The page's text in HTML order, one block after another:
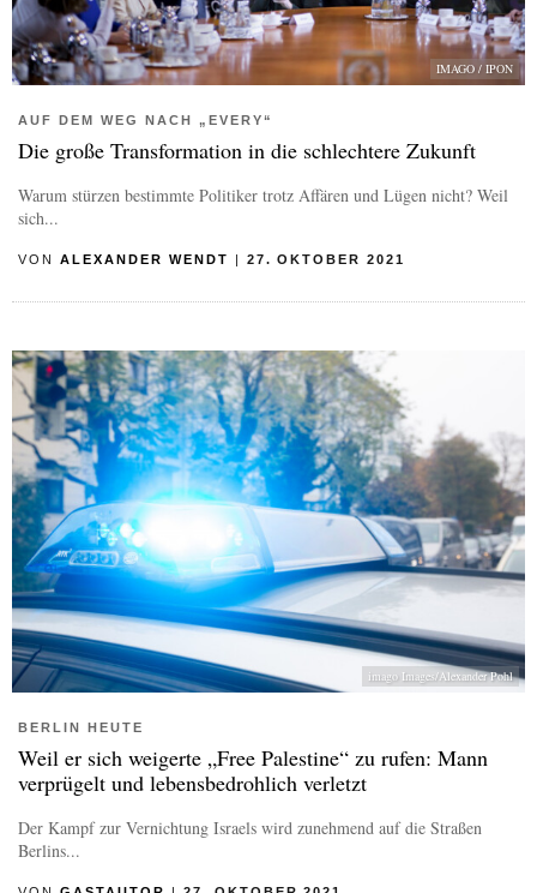
IMAGO / IPON
AUF DEM WEG NACH „EVERY“
Die große Transformation in die schlechtere Zukunft
Warum stürzen bestimmte Politiker trotz Affären und Lügen nicht? Weil
sich...
VON ALEXANDER WENDT | 27. OKTOBER 2021
imago Images/Alexander Pohl
BERLIN HEUTE
Weil er sich weigerte „Free Palestine“ zu rufen: Mann
verprügelt und lebensbedrohlich verletzt
Der Kampf zur Vernichtung Israels wird zunehmend auf die Straßen
Berlins...